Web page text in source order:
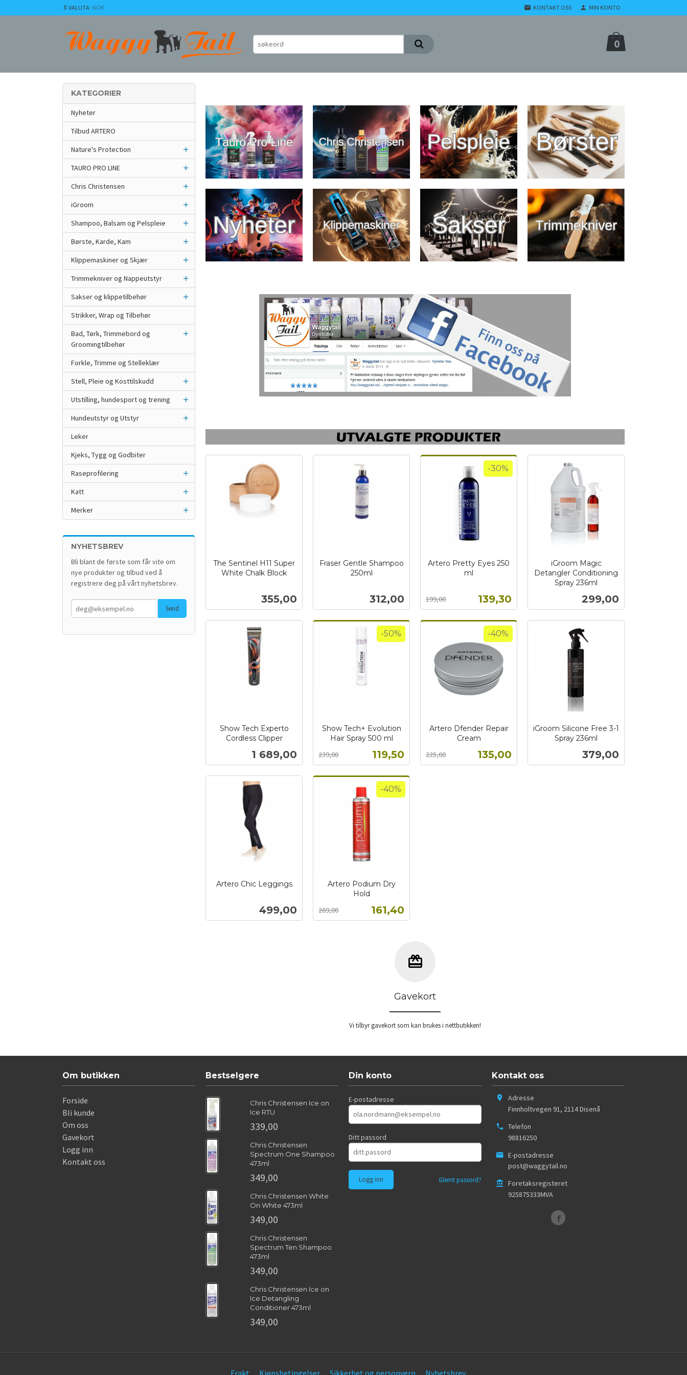
til
VALUTA: NOK KONTAKT OSS MIN KONTO
0
KATEGORIER
Nyheter
Tilbud ARTERO
Nature's Protection
TAURO PRO LINE
Chris Christensen
iGroom
Shampoo, Balsam og Pelspleie
Børste, Karde, Kam
Klippemaskiner og Skjær
Trimmekniver og Nappeutstyr
Sakser og klippetilbehør
Strikker, Wrap og Tilbehør
Bad, Tørk, Trimmebord og
Groomingtilbehør
Forkle, Trimme og Stelleklær
Stell, Pleie og Kosttilskudd
Utstilling, hundesport og trening
Hundeutstyr og Utstyr
Leker
Kjeks, Tygg og Godbiter
Raseprofilering
Katt
Merker
NYHETSBREV
Bli blant de første som får vite om
nye produkter og tilbud ved å
registrere deg på vårt nyhetsbrev.
The Sentinel H11 Super
White Chalk Block
Pris
355,00
Kjøp
Fraser Gentle Shampoo
250ml
Pris
312,00
Artero Pretty Eyes 250
ml
Tilbud
139,30
199,00
-30%
iGroom Magic
Detangler Conditioning
Spray 236ml
Pris
299,00
Kjøp
Show Tech Experto
Cordless Clipper
Pris
1 689,00
Kjøp
Show Tech+ Evolution
Hair Spray 500 ml
Tilbud
119,50
239,00
-50%
mva.
Kjøp
Artero Dfender Repair
Cream
Tilbud
135,00
225,00
-40%
mva.
iGroom Silicone Free 3-1
Spray 236ml
Pris
379,00
Artero Chic Leggings
Pris
499,00
Artero Podium Dry
Hold
Tilbud
161,40
269,00
-40%
mva.
Gavekort
Vi tilbyr gavekort som kan brukes i nettbutikken!
Om butikken
Forside
Bli kunde
Om oss
Gavekort
Logg inn
Kontakt oss
Bestselgere
Chris Christensen Ice on
Ice RTU
339,00
Chris Christensen
Spectrum One Shampoo
473ml
349,00
Chris Christensen White
On White 473ml
349,00
Chris Christensen
Spectrum Ten Shampoo
473ml
349,00
Chris Christensen Ice on
Ice Detangling
Conditioner 473ml
349,00
Din konto
E-postadresse
Ditt passord
Glemt passord?
Kontakt oss
Adresse
Finnholtvegen 91, 2114Disenå
Telefon
98816250
E-postadresse
post@waggytail.no
Foretaksregisteret
925875333MVA
Frakt Kjøpsbetingelser Sikkerhet og personvern Nyhetsbrev